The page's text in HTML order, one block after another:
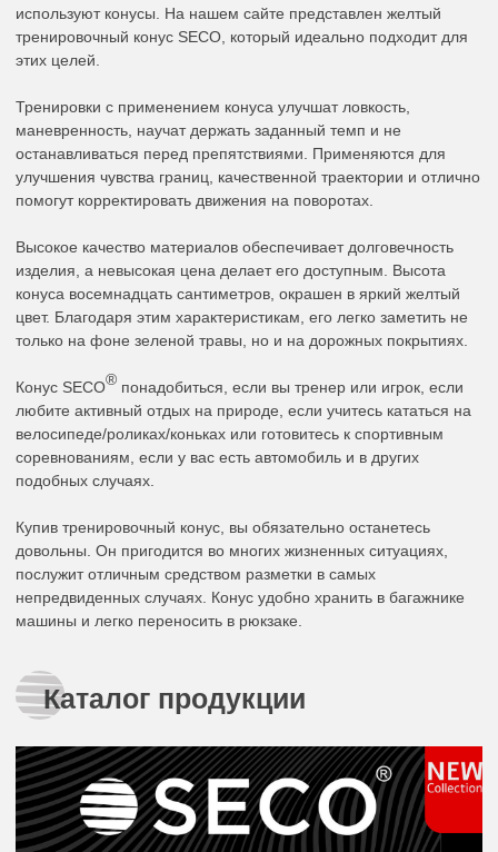
используют конусы. На нашем сайте представлен желтый
тренировочный конус SECO, который идеально подходит для
этих целей.
Тренировки с применением конуса улучшат ловкость,
маневренность, научат держать заданный темп и не
останавливаться перед препятствиями. Применяются для
улучшения чувства границ, качественной траектории и отлично
помогут корректировать движения на поворотах.
Высокое качество материалов обеспечивает долговечность
изделия, а невысокая цена делает его доступным. Высота
конуса восемнадцать сантиметров, окрашен в яркий желтый
цвет. Благодаря этим характеристикам, его легко заметить не
только на фоне зеленой травы, но и на дорожных покрытиях.
Конус SECO® понадобиться, если вы тренер или игрок, если
любите активный отдых на природе, если учитесь кататься на
велосипеде/роликах/коньках или готовитесь к спортивным
соревнованиям, если у вас есть автомобиль и в других
подобных случаях.
Купив тренировочный конус, вы обязательно останетесь
довольны. Он пригодится во многих жизненных ситуациях,
послужит отличным средством разметки в самых
непредвиденных случаях. Конус удобно хранить в багажнике
машины и легко переносить в рюкзаке.
Каталог продукции